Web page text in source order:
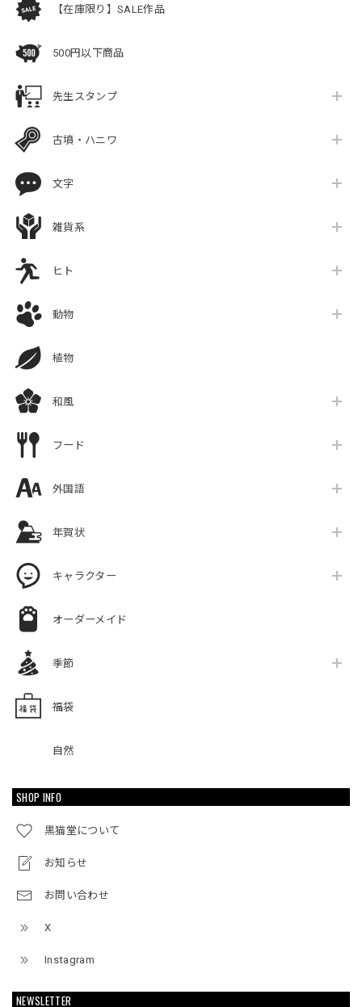
【在庫限り】SALE作品
500円以下商品
先生スタンプ
古墳・ハニワ
文字
雑貨系
ヒト
動物
植物
和風
フード
外国語
年賀状
キャラクター
オーダーメイド
季節
福袋
自然
SHOP INFO
黒猫堂について
お知らせ
お問い合わせ
X
Instagram
NEWSLETTER